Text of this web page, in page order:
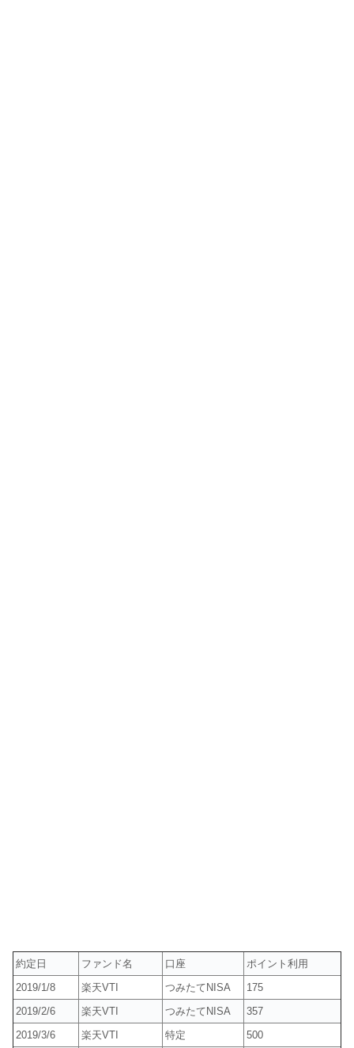
約定日 ファンド名 口座
ポイント利用
2019/1/8
楽天VTI つみたてNISA
175
2019/2/6
楽天VTI つみたてNISA
357
2019/3/6
楽天VTI 特定 500